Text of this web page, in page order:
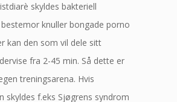
skyldes bakteriell
knuller bongade porno
kan den som vil dele sitt
fra 2-45 min. Så dette er
treningsarena. Hvis
skyldes f.eks Sjøgrens syndrom